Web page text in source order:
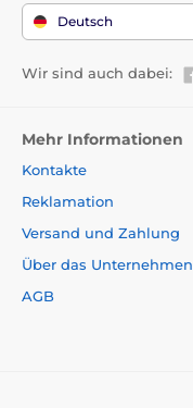
Deutsch
Wir sind auch dabei:
Mehr Informationen
Kontakte
Reklamation
Versand und Zahlung
Über das Unternehmen
AGB